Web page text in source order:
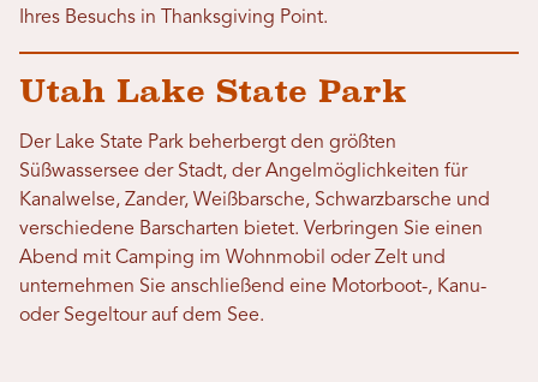
Ihres Besuchs in Thanksgiving Point.
Utah Lake State Park
Der Lake State Park beherbergt den größten
Süßwassersee der Stadt, der Angelmöglichkeiten für
Kanalwelse, Zander, Weißbarsche, Schwarzbarsche und
verschiedene Barscharten bietet. Verbringen Sie einen
Abend mit Camping im Wohnmobil oder Zelt und
unternehmen Sie anschließend eine Motorboot-, Kanu-
oder Segeltour auf dem See.